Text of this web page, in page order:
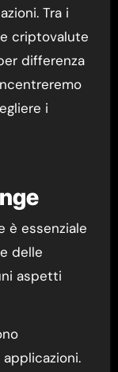
Tra i
criptovalute
differenza
i
è essenziale
delle
aspetti